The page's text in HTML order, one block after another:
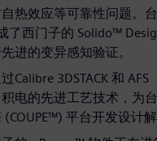
热效应等可靠性问题。
了西门子的 Solido™
进的变异感知验证。
Calibre 3DSTACK 和
电的先进工艺技术，为
平台开发设计解